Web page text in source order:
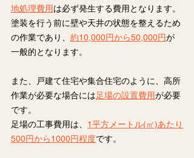
地処理費用は必ず発生する費用となります。
塗装を行う前に壁や天井の状態を整えるため
の作業であり、 約10,000円から50,000円が
一般的となります。
また、戸建て住宅や集合住宅のように、高所
作業が必要な場合には足場の設置費用が必要
です。
足場の工事費用は、 1平方メートル(㎡)あたり
500円から1000円程度です。